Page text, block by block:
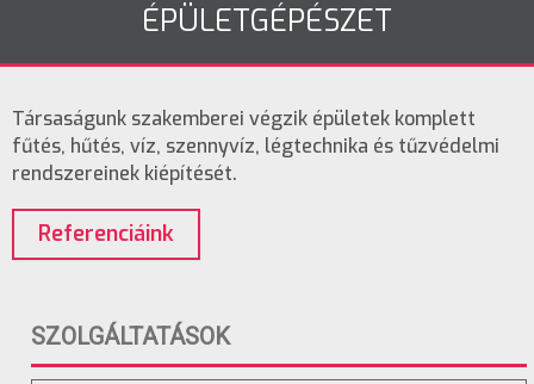
ÉPÜLETGÉPÉSZET
Jelenlegi hely
Társaságunk szakemberei végzik épületek komplett
fűtés, hűtés, víz, szennyvíz, légtechnika és tűzvédelmi
rendszereinek kiépítését.
Referenciáink
SZOLGÁLTATÁSOK